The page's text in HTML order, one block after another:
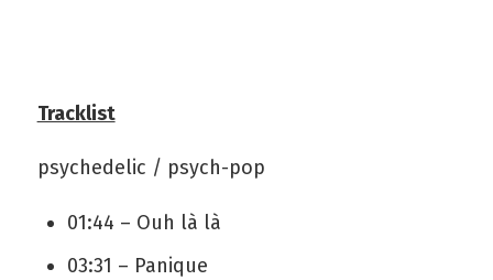
Tracklist
psychedelic / psych-pop
01:44 – Ouh là là
03:31 – Panique